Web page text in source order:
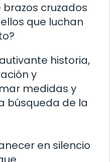
cruzados
que luchan
historia,
y
medidas y
búsqueda de la
en silencio